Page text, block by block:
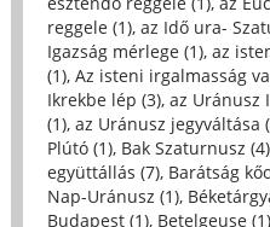
reggele (1), az Idő ura-
Igazság mérlege (1), az
(1), Az isteni irgalmasság
Ikrekbe lép (3), az Uránusz
(1), az Uránusz jegyváltása
Plútó (1), Bak Szaturnusz (4)
együttállás (7), Barátság
Nap-Uránusz (1),
Budapest (1), Betelgeuse (1)